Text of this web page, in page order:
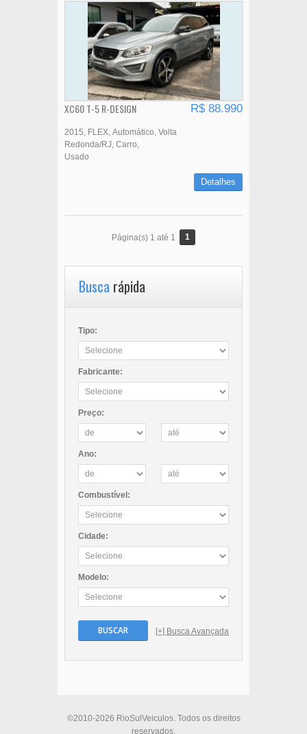
XC60 T-5 R-DESIGN R$ 88.990
2015 FLEX Automático Volta
Redonda/RJ Carro
Usado
Detalhes
Página(s) 1 até 1 1
Busca rápida
Tipo:
Fabricante:
Preço:
Ano:
Combustível:
Cidade:
Modelo:
BUSCAR [+] Busca Avançada
©2010-2026 RioSulVeiculos. Todos os direitos
reservados.